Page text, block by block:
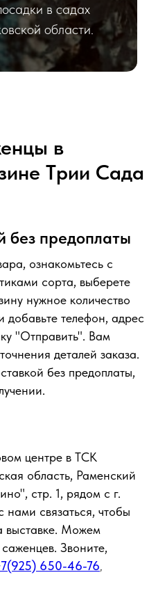
в садах
области.
в
Tрии Сада
без предоплаты
ознакомьтесь с
сорта, выберете
нужное количество
добавьте телефон, адрес
"Отправить". Вам
деталей заказа.
без предоплаты,
центре в ТСК
область, Раменский
стр. 1, рядом с г.
связаться, чтобы
выставке. Можем
Звоните,
650-46-76,